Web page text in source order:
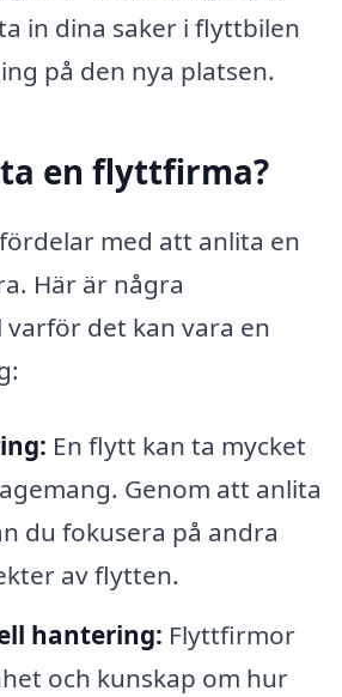
in dina saker i flyttbilen
på den nya platsen.
en flyttfirma?
med att anlita en
Här är några
det kan vara en
En flytt kan ta mycket
Genom att anlita
du fokusera på andra
av flytten.
hantering: Flyttfirmor
och kunskap om hur